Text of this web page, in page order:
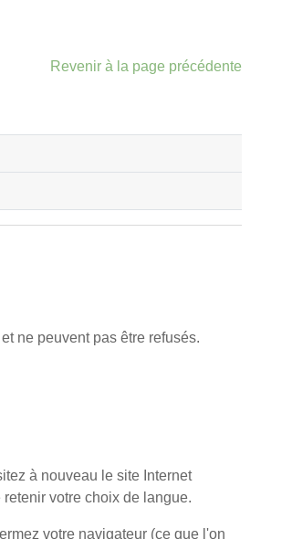
Revenir à la page précédente
ne peuvent pas être refusés.
à nouveau le site Internet
votre choix de langue.
votre navigateur (ce que l'on